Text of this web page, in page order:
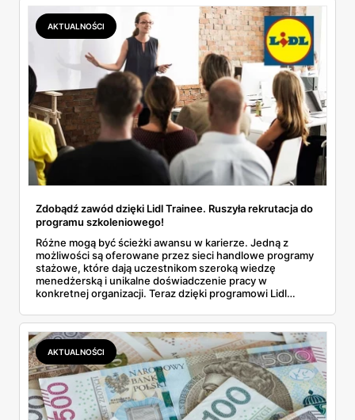
AKTUALNOŚCI
Zdobądź zawód dzięki Lidl Trainee. Ruszyła rekrutacja do
programu szkoleniowego!
Różne mogą być ścieżki awansu w karierze. Jedną z
możliwości są oferowane przez sieci handlowe programy
stażowe, które dają uczestnikom szeroką wiedzę
menedżerską i unikalne doświadczenie pracy w
konkretnej organizacji. Teraz dzięki programowi Lidl
artykuł i dowiedz się o szczegółach!
AKTUALNOŚCI